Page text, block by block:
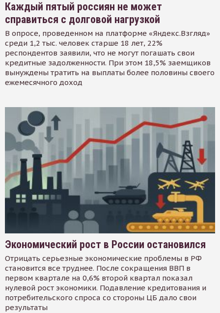
Каждый пятый россиян не может
справиться с долговой нагрузкой
В опросе, проведенном на платформе «Яндекс.Взгляд»
среди 1,2 тыс. человек старше 18 лет, 22%
респондентов заявили, что не могут погашать свои
кредитные задолженности. При этом 18,5% заемщиков
вынуждены тратить на выплаты более половины своего
ежемесячного доход
Экономический рост в России остановился
Отрицать серьезные экономические проблемы в РФ
становится все труднее. После сокращения ВВП в
первом квартале на 0,6% второй квартал показал
нулевой рост экономики. Подавление кредитования и
потребительского спроса со стороны ЦБ дало свои
результаты